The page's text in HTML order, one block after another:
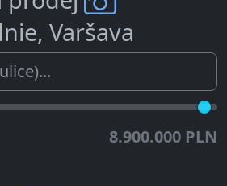
Varšava
8.900.000 PLN